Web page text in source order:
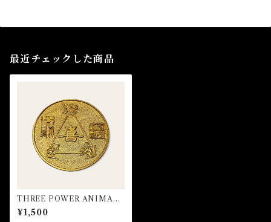
最近チェックした商品
THREE POWER ANIMAL
CHARM スリーパワーアニマ
ルチャーム
¥1,500